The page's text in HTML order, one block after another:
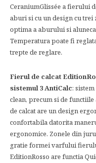
CeraniumGlissée a fierului
aburi si cu un design cu
optima a aburului si
Temperatura poate fi
trepte de reglare.
Fierul de calcat
sistemul 3 AntiCalc:
clean, precum si de
de calcat are un design
confortabila datorita
ergonomice. Zonele din
gratie formei varfului
EditionRosso are functia